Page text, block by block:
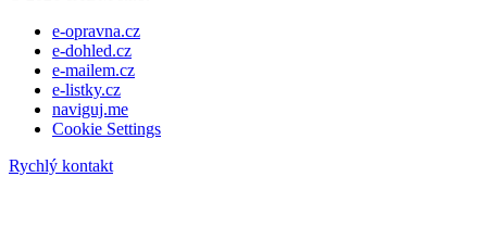
e-opravna.cz
e-dohled.cz
e-mailem.cz
e-listky.cz
naviguj.me
Cookie Settings
Rychlý kontakt